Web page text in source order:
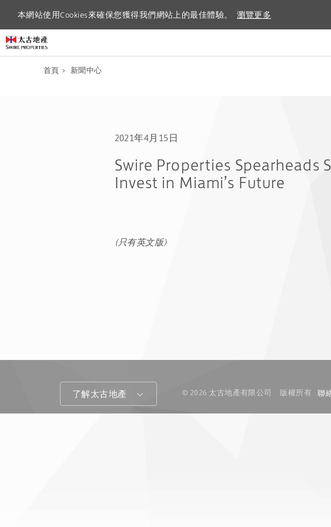
本網站使用Cookies來確保您獲得我們網站上的最佳體驗。 瀏覽更多
本網站使用Cookies來確保您獲得我們網站上的最佳體驗。 瀏覽更多
首頁 > 新聞中心
2021年4月15日
Swire Properties Spearheads
Invest in Miami’s Future
(只有英文版)
了解太古地產 聯
© 2026 太古地產有限公司 版權所有